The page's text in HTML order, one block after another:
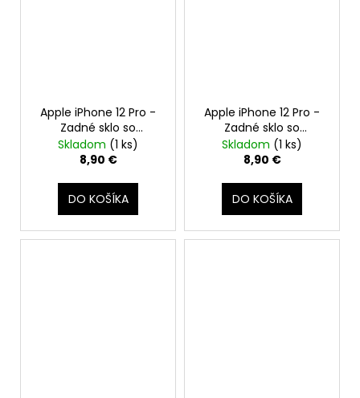
Apple iPhone 12 Pro -
Zadné sklo so
zväčšeným otvorom
na kameru +
/ Graphite)
Skladom (1 ks)
8,90 €
DO KOŠÍKA
Apple iPhone 12 Pro -
Zadné sklo so
zväčšeným otvorom
na kameru +
(Strieborný / Silver)
Skladom (1 ks)
8,90 €
DO KOŠÍKA